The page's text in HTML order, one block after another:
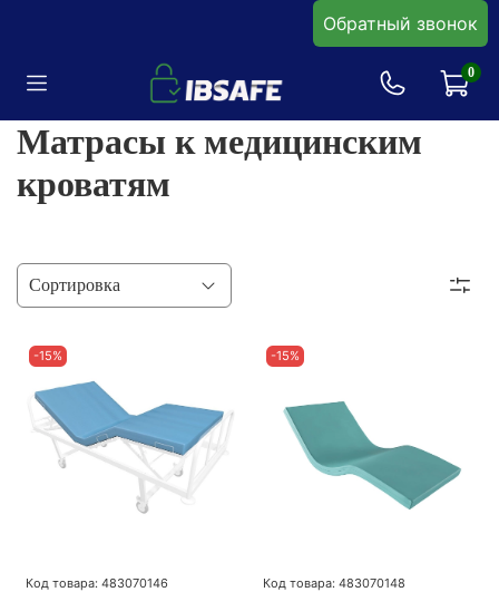
Обратный звонок
0
Матрасы к медицинским
кроватям
-15%
Код товара: 483070146
-15%
Код товара: 483070148